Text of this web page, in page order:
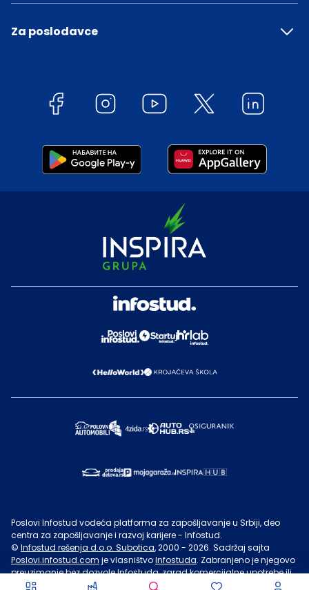
Za poslodavce
Poslovi Infostud vodeća platforma za zapošljavanje u Srbiji, deo
centra za zapošljavanje i razvoj karijere - Infostud.
© Infostud rešenja d.o.o. Subotica, 2000 - 2026. Sadržaj sajta
Poslovi.infostud.com je vlasništvoInfostuda. Zabranjeno je njegovo
preuzimanje bez dozvoleInfostuda, zarad komercijalne upotrebe ili
u druge svrhe, osim za lične potrebe posetilaca sajta.